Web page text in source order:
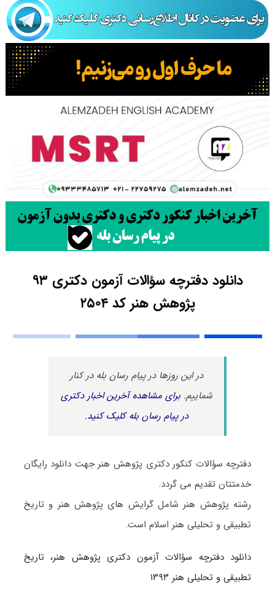
دانلود دفترچه سؤالات آزمون دکتری ۹۳
پژوهش هنر کد ۲۵۰۴
در این روزها در پیام رسان بله در کنار
شماییم.برای مشاهده آخرین اخبار دکتری
در پیام رسان بله کلیک کنید.
دفترچه سؤالات کنکور دکتری پژوهش هنر جهت دانلود رایگان
خدمتتان تقدیم می گردد.
رشته پژوهش هنر شامل گرایش های پژوهش هنر و تاریخ
تطبیقی و تحلیلی هنر اسلام است.
دانلود دفترچه سؤالات آزمون دکتری پژوهش هنر، تاریخ
تطبیقی و تحلیلی هنر ۱۳۹۳